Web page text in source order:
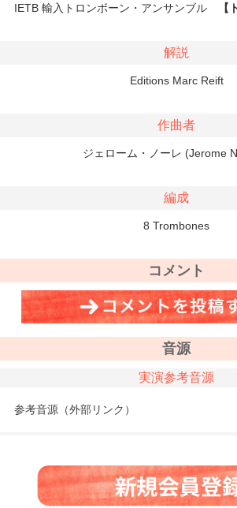
IETB 輸入トロンボーン・アンサンブル 【
解説
Editions Marc Reift
作曲者
ジェローム・ノーレ (Jerome
編成
8 Trombones
コメント
音源
実演参考音源
参考音源（外部リンク）